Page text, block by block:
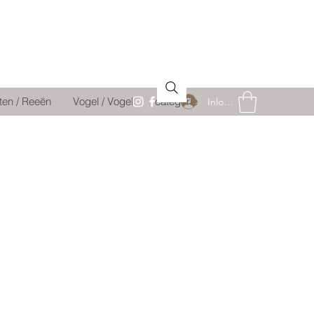
/ Reeën Vogel / Vogel catégorie Inloggen